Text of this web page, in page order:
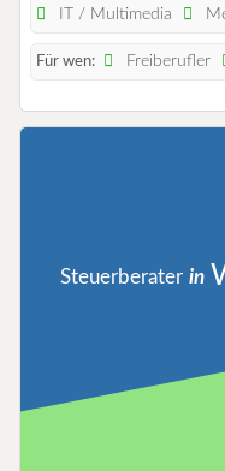
IT / Multimedia
Für wen: Freiberufler
Steuerberater in